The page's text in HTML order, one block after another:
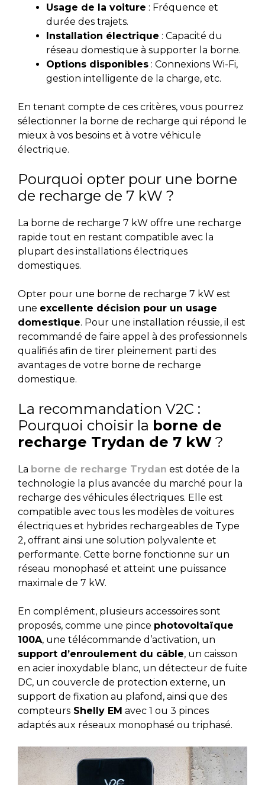
Usage de la voiture : Fréquence et
durée des trajets.
Installation électrique : Capacité du
réseau domestique à supporter la borne.
Options disponibles : Connexions Wi-Fi,
gestion intelligente de la charge, etc.
En tenant compte de ces critères, vous pourrez
sélectionner la borne de recharge qui répond le
mieux à vos besoins et à votre véhicule
électrique.
Pourquoi opter pour une borne
de recharge de 7 kW ?
La borne de recharge 7 kW offre une recharge
rapide tout en restant compatible avec la
plupart des installations électriques
domestiques.
Opter pour une borne de recharge 7 kW est
une excellente décision pour un usage
domestique. Pour une installation réussie, il est
recommandé de faire appel à des professionnels
qualifiés afin de tirer pleinement parti des
avantages de votre borne de recharge
domestique.
La recommandation V2C :
Pourquoi choisir la borne de
recharge Trydan de 7 kW ?
La borne de recharge Trydan est dotée de la
technologie la plus avancée du marché pour la
recharge des véhicules électriques. Elle est
compatible avec tous les modèles de voitures
électriques et hybrides rechargeables de Type
2, offrant ainsi une solution polyvalente et
performante. Cette borne fonctionne sur un
réseau monophasé et atteint une puissance
maximale de 7 kW.
En complément, plusieurs accessoires sont
proposés, comme une pince photovoltaïque
100A, une télécommande d’activation, un
support d’enroulement du câble, un caisson
en acier inoxydable blanc, un détecteur de fuite
DC, un couvercle de protection externe, un
support de fixation au plafond, ainsi que des
compteurs Shelly EM avec 1 ou 3 pinces
adaptés aux réseaux monophasé ou triphasé.